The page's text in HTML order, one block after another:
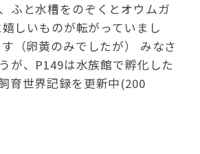
ふと水槽をのぞくとオウムガ
しいものが転がっていまし
（卵黄のみでしたが） みなさ
が、P149は水族館で孵化した
育世界記録を更新中(200